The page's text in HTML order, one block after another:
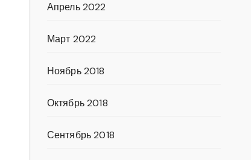
Апрель 2022
Март 2022
Ноябрь 2018
Октябрь 2018
Сентябрь 2018